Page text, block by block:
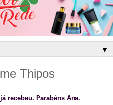
▼
Thipos
recebeu. Parabéns Ana.